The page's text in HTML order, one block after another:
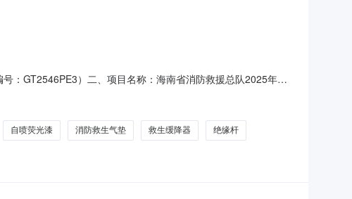
：GT2546PE3）二、项目名称：海南省消防救援总队2025年度
址：江西省九江市濂溪区琴湖大道1198号九江数字经济产业园4
自喷荧光漆 消防救生气垫 救生缓降器 绝缘杆